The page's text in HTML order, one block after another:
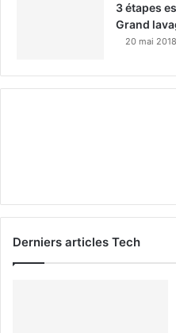
3 étapes
Grand
20 mai 2018
Derniers articles Tech